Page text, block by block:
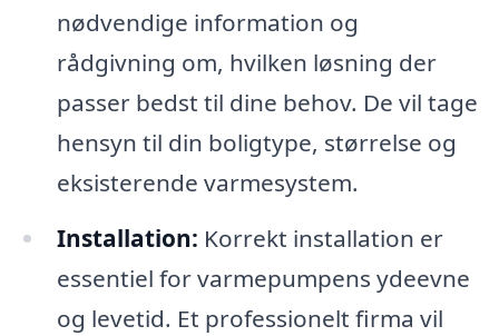
nødvendige information og
rådgivning om, hvilken løsning der
passer bedst til dine behov. De vil tage
hensyn til din boligtype, størrelse og
eksisterende varmesystem.
Installation: Korrekt installation er
essentiel for varmepumpens ydeevne
og levetid. Et professionelt firma vil